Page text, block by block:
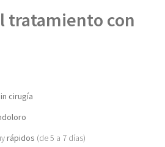
tratamiento con
cirugía
rápidos (de 5 a 7 días)